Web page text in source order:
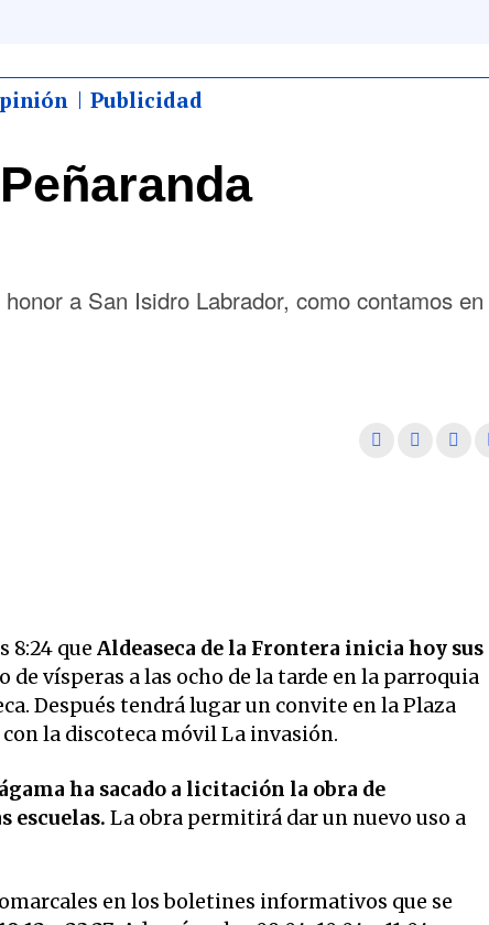
Publicidad
a San Isidro Labrador, como contamos en
8:24 que Aldeaseca de la Frontera inicia hoy sus
de vísperas a las ocho de la tarde en la parroquia
Después tendrá lugar un convite en la Plaza
la discoteca móvil La invasión.
ha sacado a licitación la obra de
escuelas. La obra permitirá dar un nuevo uso a
en los boletines informativos que se